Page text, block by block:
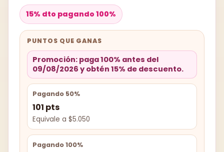
15% dto pagando 100%
PUNTOS QUE GANAS
Promoción: paga 100% antes del
09/08/2026 y obtén 15% de descuento.
Pagando 50%
101 pts
Equivale a $5.050
Pagando 100%